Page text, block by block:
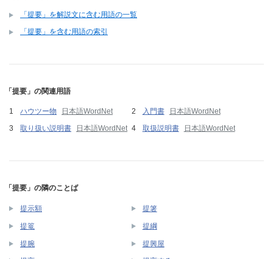
「提要」を解説文に含む用語の一覧
「提要」を含む用語の索引
「提要」の関連用語
ハウツー物 日本語WordNet 入門書
日本語WordNet
取り扱い説明書
日本語WordNet 取扱説明書 日本語WordNet
「提要」の隣のことば
提示額 提箸
提篭 提綱
提腕 提興屋